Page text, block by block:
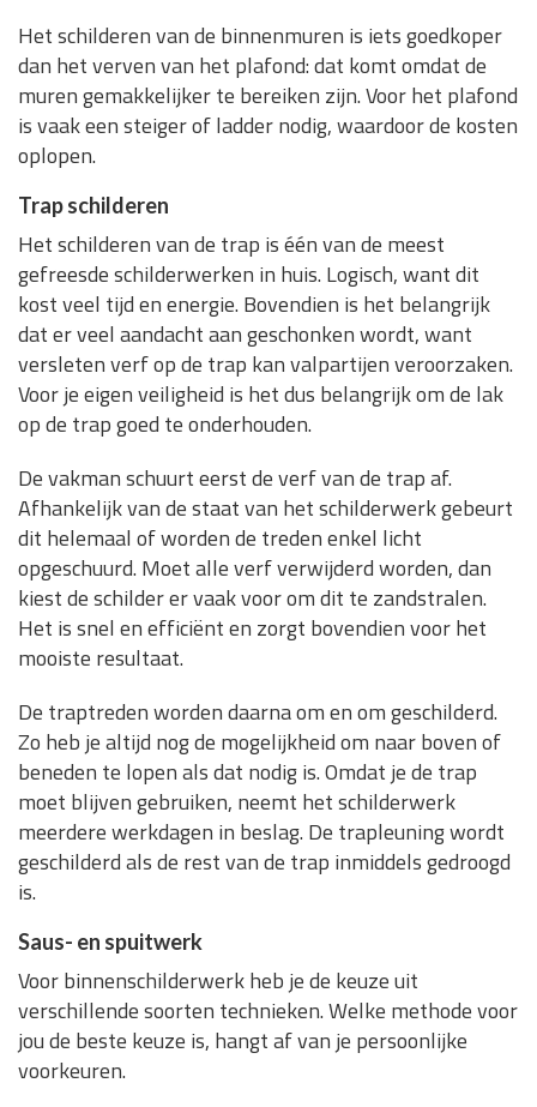
Het schilderen van de binnenmuren is iets goedkoper
dan het verven van het plafond: dat komt omdat de
muren gemakkelijker te bereiken zijn. Voor het plafond
is vaak een steiger of ladder nodig, waardoor de kosten
oplopen.
Trap schilderen
Het schilderen van de trap is één van de meest
gefreesde schilderwerken in huis. Logisch, want dit
kost veel tijd en energie. Bovendien is het belangrijk
dat er veel aandacht aan geschonken wordt, want
versleten verf op de trap kan valpartijen veroorzaken.
Voor je eigen veiligheid is het dus belangrijk om de lak
op de trap goed te onderhouden.
De vakman schuurt eerst de verf van de trap af.
Afhankelijk van de staat van het schilderwerk gebeurt
dit helemaal of worden de treden enkel licht
opgeschuurd. Moet alle verf verwijderd worden, dan
kiest de schilder er vaak voor om dit te zandstralen.
Het is snel en efficiënt en zorgt bovendien voor het
mooiste resultaat.
De traptreden worden daarna om en om geschilderd.
Zo heb je altijd nog de mogelijkheid om naar boven of
beneden te lopen als dat nodig is. Omdat je de trap
moet blijven gebruiken, neemt het schilderwerk
meerdere werkdagen in beslag. De trapleuning wordt
geschilderd als de rest van de trap inmiddels gedroogd
is.
Saus- en spuitwerk
Voor binnenschilderwerk heb je de keuze uit
verschillende soorten technieken. Welke methode voor
jou de beste keuze is, hangt af van je persoonlijke
voorkeuren.